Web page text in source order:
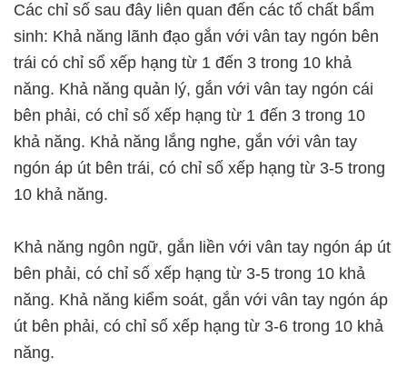
Các chỉ số sau đây liên quan đến các tố chất bẩm
sinh: Khả năng lãnh đạo gắn với vân tay ngón bên
trái có chỉ sổ xếp hạng từ 1 đến 3 trong 10 khả
năng. Khả năng quản lý, gắn với vân tay ngón cái
bên phải, có chỉ số xếp hạng từ 1 đến 3 trong 10
khả năng. Khả năng lắng nghe, gắn với vân tay
ngón áp út bên trái, có chỉ số xếp hạng từ 3-5 trong
10 khả năng.
Khả năng ngôn ngữ, gắn liền với vân tay ngón áp út
bên phải, có chỉ số xếp hạng từ 3-5 trong 10 khả
năng. Khả năng kiểm soát, gắn với vân tay ngón áp
út bên phải, có chỉ số xếp hạng từ 3-6 trong 10 khả
năng.